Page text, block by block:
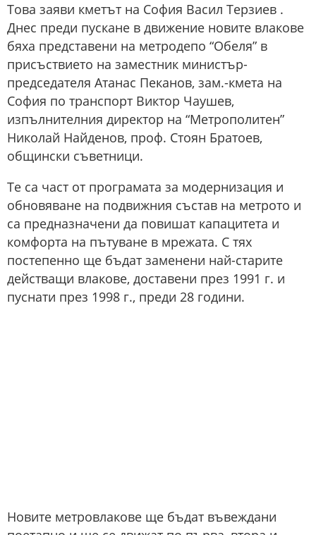
Това заяви кметът на София Васил Терзиев .
Днес преди пускане в движение новите влакове
бяха представени на метродепо “Обеля” в
присъствието на заместник министър-
председателя Атанас Пеканов, зам.-кмета на
София по транспорт Виктор Чаушев,
изпълнителния директор на “Метрополитен”
Николай Найденов, проф. Стоян Братоев,
общински съветници.
Те са част от програмата за модернизация и
обновяване на подвижния състав на метрото и
са предназначени да повишат капацитета и
комфорта на пътуване в мрежата. С тях
постепенно ще бъдат заменени най-старите
действащи влакове, доставени през 1991 г. и
пуснати през 1998 г., преди 28 години.
Новите метровлакове ще бъдат въвеждани